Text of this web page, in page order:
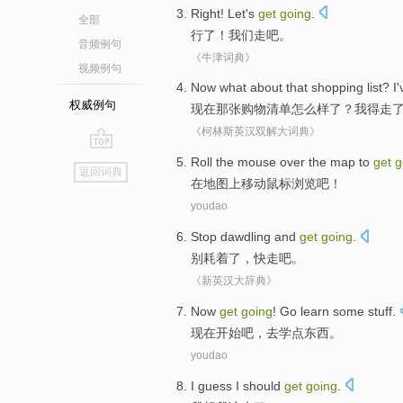
全部
音频例句
视频例句
权威例句
go
top
返回词典
Right! Let's get going
行了！ 我们走吧。
《牛津词典》
Now what about that shopping list? I
现在那张购物清单怎么样了？我得走了
《柯林斯英汉双解大词典》
Roll the mouse over the map to get
在地图上移动鼠标浏览吧！
youdao
Stop dawdling and get going
别耗着了，快走吧。
《新英汉大辞典》
Now get going! Go learn some stuff
现在开始吧， 去学点东西。
youdao
I guess I should get going